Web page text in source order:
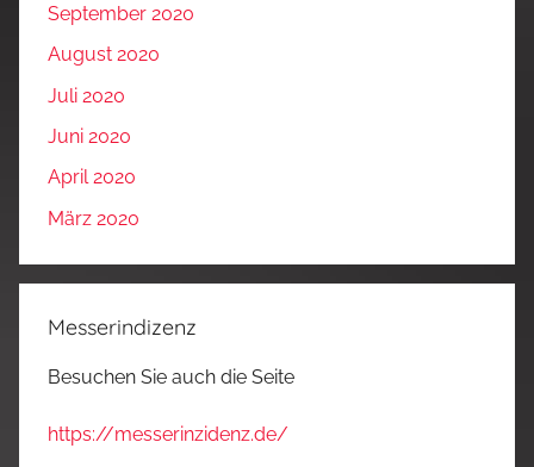
September 2020
August 2020
Juli 2020
Juni 2020
April 2020
März 2020
Messerindizenz
Besuchen Sie auch die Seite
https://messerinzidenz.de/